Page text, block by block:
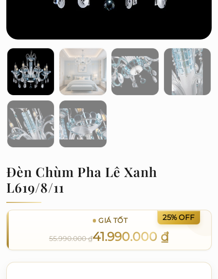
Đèn Chùm Pha Lê Xanh
L619/8/11
GIÁ TỐT
55.990.000₫41.990.000 ₫
25% OFF